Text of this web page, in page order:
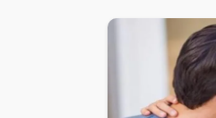
انتشرت